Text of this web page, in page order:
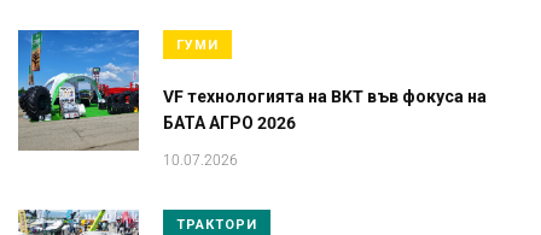
ГУМИ
VF технологията на BKT във фокуса на
БАТА АГРО 2026
10.07.2026
ТРАКТОРИ